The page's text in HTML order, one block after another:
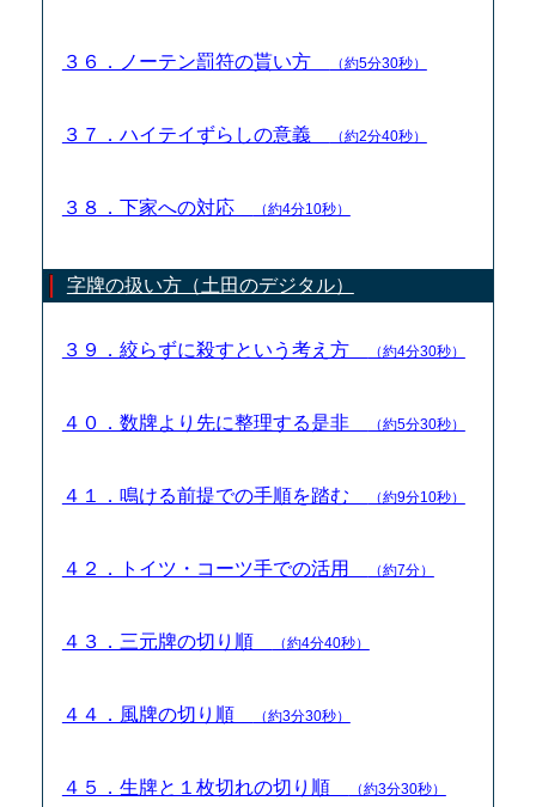
３６．ノーテン罰符の貰い方 （約5分30秒）
３７．ハイテイずらしの意義 （約2分40秒）
３８．下家への対応 （約4分10秒）
字牌の扱い方（土田のデジタル）
３９．絞らずに殺すという考え方 （約4分30秒）
４０．数牌より先に整理する是非 （約5分30秒）
４１．鳴ける前提での手順を踏む （約9分10秒）
４２．トイツ・コーツ手での活用 （約7分）
４３．三元牌の切り順 （約4分40秒）
４４．風牌の切り順 （約3分30秒）
４５．生牌と１枚切れの切り順 （約3分30秒）